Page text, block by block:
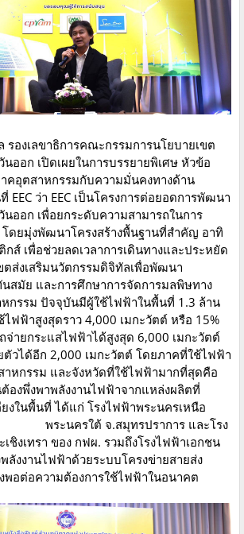
องเลขาธิการคณะกรรมการนโยบายเขต
ออก เปิดเผยในการบรรยายพิเศษ หัวข้อ
คอุตสาหกรรมกับความมั่นคงทางด้าน
EEC ว่า EEC เป็นโครงการต่อยอดการพัฒนา
ออก เพื่อยกระดับความสามารถในการ
ดยมุ่งพัฒนาโครงสร้างพื้นฐานที่สำคัญ อาทิ
ส์ เพื่อช่วยลดเวลาการเดินทางและประหยัด
ตส่งเสริมนวัตกรรมดิจิทัลเพื่อพัฒนา
สมัย และการศึกษาการจัดการมลพิษทาง
กรรม ปัจจุบันมีผู้ใช้ไฟฟ้าในพื้นที่ 1.3 ล้าน
ฟฟ้าสูงสุดราว 4,000 เมกะวัตต์ หรือ 15%
จ่ายกระแสไฟฟ้าได้สูงสุด 6,000 เมกะวัตต์
ตัวได้อีก 2,000 เมกะวัตต์ โดยภาคที่ใช้ไฟฟ้า
หกรรม และจังหวัดที่ใช้ไฟฟ้ามากที่สุดคือ
องพึ่งพาพลังงานไฟฟ้าจากแหล่งผลิตที่
งในพื้นที่ ได้แก่ โรงไฟฟ้าพระนครเหนือ
า พระนครใต้ จ.สมุทรปราการ และโรง
ชิงเทรา ของ กฟผ. รวมถึงโรงไฟฟ้าเอกชน
ลังงานไฟฟ้าด้วยระบบโครงข่ายสายส่ง
พอต่อความต้องการใช้ไฟฟ้าในอนาคต